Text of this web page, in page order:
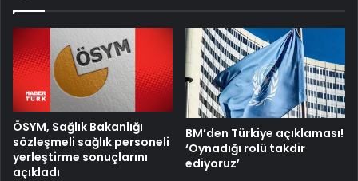
ÖSYM, Sağlık Bakanlığı
sözleşmeli sağlık personeli
yerleştirme sonuçlarını
açıkladı
BM’den Türkiye açıklaması!
‘Oynadığı rolü takdir
ediyoruz’